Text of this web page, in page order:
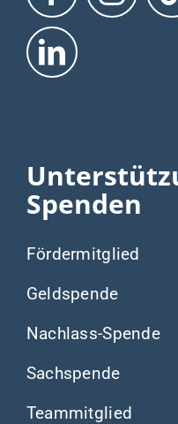
Spenden
Fördermitglied
Geldspende
Nachlass-Spende
Sachspende
Teammitglied